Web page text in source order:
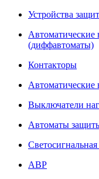
Устройства
Автоматические
(диффавтоматы)
Контакторы
Автоматические
Выключатели
Автоматы
Светосигнальная
АВР